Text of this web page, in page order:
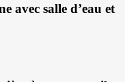
avec salle d’eau et